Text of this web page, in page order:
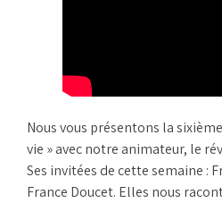
Nous vous présentons la
vie » avec notre animateur, le
Ses invitées de cette semaine :
France Doucet. Elles nous